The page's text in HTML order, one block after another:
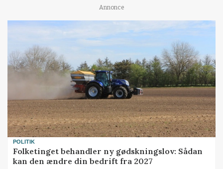
Annonce
POLITIK
Folketinget behandler ny gødskningslov: Sådan
kan den ændre din bedrift fra 2027